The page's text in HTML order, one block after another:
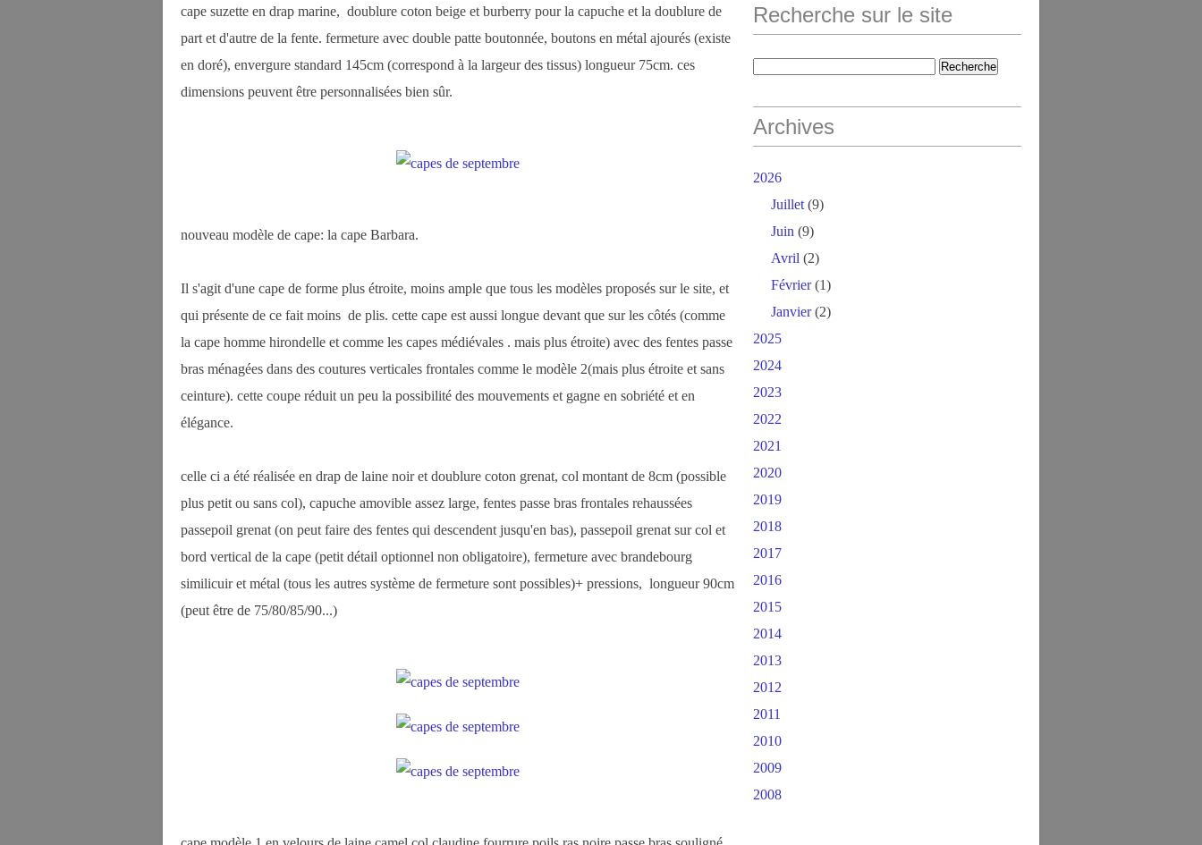
cape suzette en drap marine, doublure coton beige et burberry pour la capuche et la doublure de
part et d'autre de la fente. fermeture avec double patte boutonnée, boutons en métal ajourés (existe
en doré), envergure standard 145cm (correspond à la largeur des tissus) longueur 75cm. ces
dimensions peuvent être personnalisées bien sûr.
nouveau modèle de cape: la cape Barbara.
Il s'agit d'une cape de forme plus étroite, moins ample que tous les modèles proposés sur le site, et
qui présente de ce fait moins de plis. cette cape est aussi longue devant que sur les côtés (comme
la cape homme hirondelle et comme les capes médiévales . mais plus étroite) avec des fentes passe
bras ménagées dans des coutures verticales frontales comme le modèle 2(mais plus étroite et sans
ceinture). cette coupe réduit un peu la possibilité des mouvements et gagne en sobriété et en
élégance.
celle ci a été réalisée en drap de laine noir et doublure coton grenat, col montant de 8cm (possible
plus petit ou sans col), capuche amovible assez large, fentes passe bras frontales rehaussées
passepoil grenat (on peut faire des fentes qui descendent jusqu'en bas), passepoil grenat sur col et
bord vertical de la cape (petit détail optionnel non obligatoire), fermeture avec brandebourg
similicuir et métal (tous les autres système de fermeture sont possibles)+ pressions, longueur 90cm
(peut être de 75/80/85/90...)
Recherche sur le site
Archives
2026
Juillet (9)
Juin (9)
Avril (2)
Février(1)
Janvier(2)
2025
2024
2023
2022
2021
2020
2019
2018
2017
2016
2015
2014
2013
2012
2011
2010
2009
2008